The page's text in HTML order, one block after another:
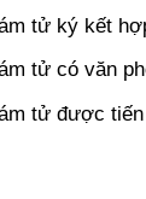
tử ký kết
tử có văn
tử được